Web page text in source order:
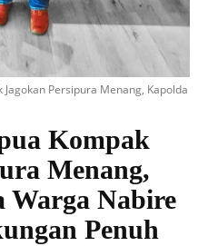
Jagokan Persipura Menang, Kapolda
Kompak
Menang,
Warga Nabire
Penuh